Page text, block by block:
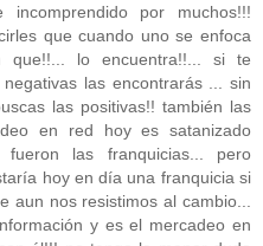
incomprendido por muchos!!!
que cuando uno se enfoca
que!!... lo encuentra!!... si te
las encontrarás ... sin
las positivas!! también las
en red hoy es satanizado
las franquicias... pero
hoy en día una franquicia si
aun nos resistimos al cambio...
y es el mercadeo en